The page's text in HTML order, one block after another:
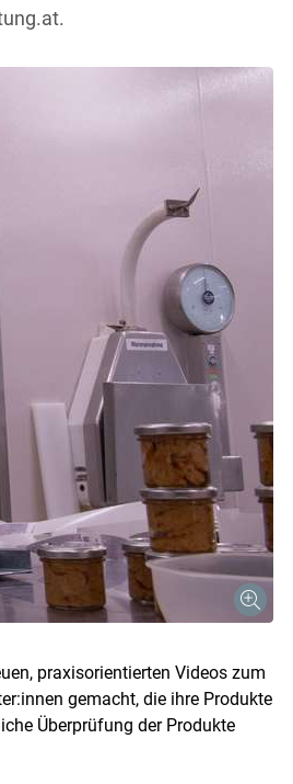
to main content
praxisorientierten Videos zum
gemacht, die ihre Produkte
Überprüfung der Produkte